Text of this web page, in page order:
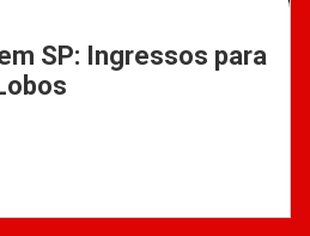
SP: Ingressos para